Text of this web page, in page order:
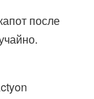
после